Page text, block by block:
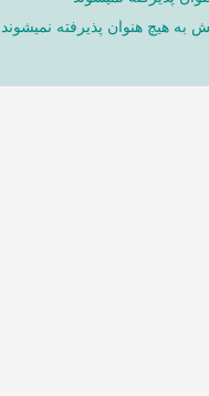
به هیچ هنوان پذیرفته نمیشوند